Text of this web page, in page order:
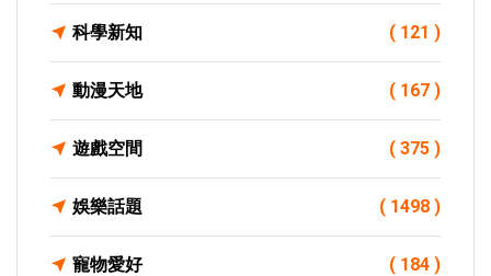
科學新知 ( 121 )
動漫天地 ( 167 )
遊戲空間 ( 375 )
娛樂話題 ( 1498 )
寵物愛好 ( 184 )